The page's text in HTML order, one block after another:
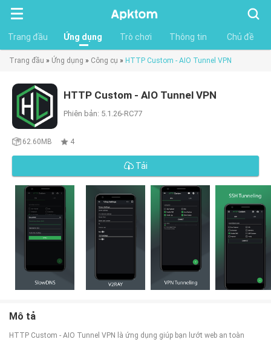
Tìm
kiếm
Trang đầu
Ứng dụng Trò chơi Thông tin Chủ đề
Trang đầu » Ứng dụng » Công cụ » HTTP Custom - AIO Tunnel VPN
HTTP Custom - AIO Tunnel VPN
Phiên bản: 5.1.26-RC77
62.60MB 4
Tải
Mô tả
HTTP Custom - AIO Tunnel VPN là ứng dụng giúp bạn lướt web an toàn